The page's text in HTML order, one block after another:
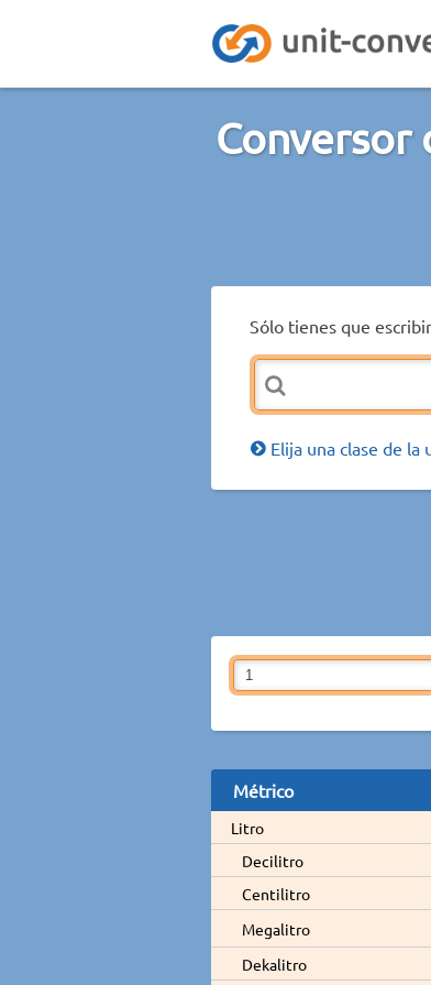
Conversor
Sólo tienes que
Elija una clase de la
Métrico
Litro
Decilitro
Centilitro
Megalitro
Dekalitro